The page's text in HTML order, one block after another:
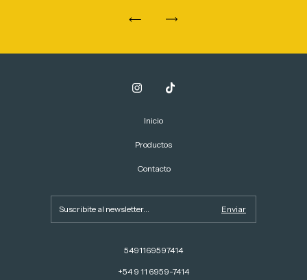
Inicio
Productos
Contacto
5491169597414
+54 9 11 6959-7414